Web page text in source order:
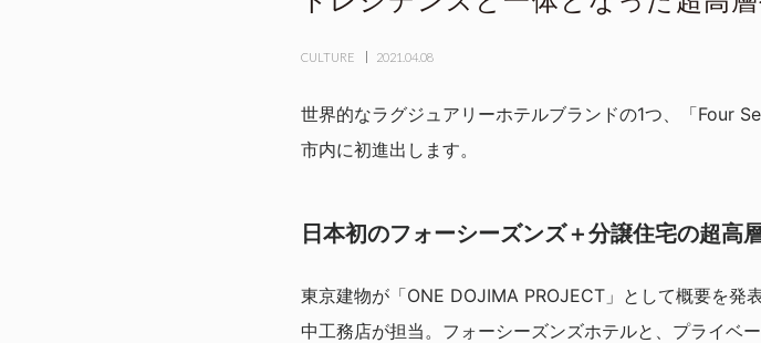
CULTURE 2021.04.08
世界的なラグジュアリーホテルブランドの1つ、「Four
市内に初進出します。
日本初のフォーシーズンズ＋分譲住宅の超高
東京建物が「ONE DOJIMA PROJECT」として概要を発
中工務店が担当。フォーシーズンズホテルと、プライベ